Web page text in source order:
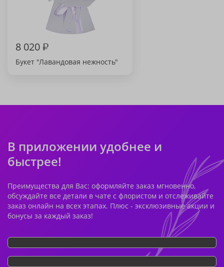
8 020₽
Букет "Лавандовая нежность"
В приложении удобнее и
быстрее!
Преимущества для Вас: оформляйте заказ мгновенно,
обсуждайте все детали в чате с флористом и отслеживайте
заказ онлайн на всех этапах. Плюс - эксклюзивные акции и
бонусы за каждый заказ!